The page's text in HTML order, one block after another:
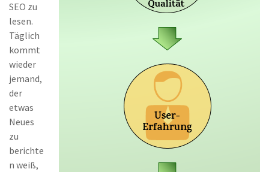
SEO zu
lesen.
Täglich
kommt
wieder
jemand,
der
etwas
Neues
zu
berichte
n weiß,